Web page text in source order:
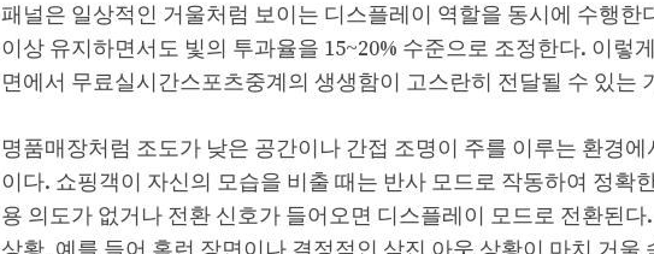
패널은 일상적인 거울처럼 보이는 디스플레이 역할을 동시에 수행한
이상 유지하면서도 빛의 투과율을 15~20% 수준으로 조정한다. 이렇
면에서 무료실시간스포츠중계의 생생함이 고스란히 전달될 수 있는
명품매장처럼 조도가 낮은 공간이나 간접 조명이 주를 이루는 환경
이다. 쇼핑객이 자신의 모습을 비출 때는 반사 모드로 작동하여 정확
용 의도가 없거나 전환 신호가 들어오면 디스플레이 모드로 전환된